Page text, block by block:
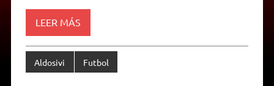
LEER MÁS
Aldosivi Futbol